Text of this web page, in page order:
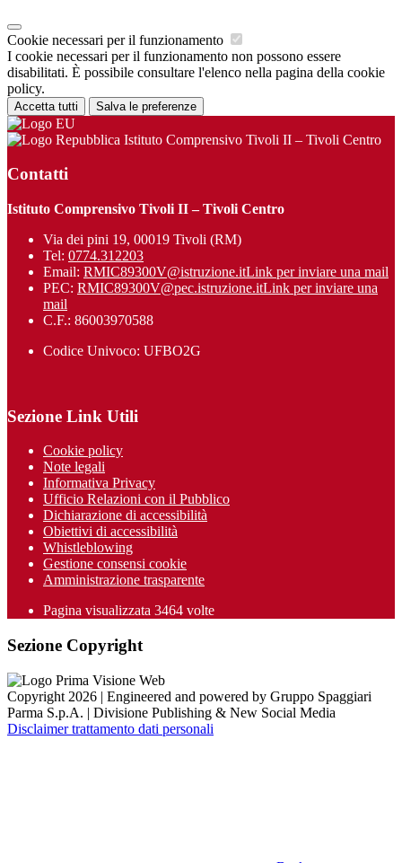
Cookie necessari per il funzionamento
I cookie necessari per il funzionamento non possono essere
disabilitati. È possibile consultare l'elenco nella pagina della cookie
policy.
Accetta tutti Salva le preferenze
Istituto Comprensivo Tivoli II – Tivoli Centro
Contatti
Istituto Comprensivo Tivoli II – Tivoli Centro
Via dei pini 19, 00019 Tivoli (RM)
Tel: 0774.312203
Email: RMIC89300V@istruzione.itLink per inviare una mail
PEC: RMIC89300V@pec.istruzione.itLink per inviare una
mail
C.F.: 86003970588
Codice Univoco: UFBO2G
Sezione Link Utili
Cookie policy
Note legali
Informativa Privacy
Ufficio Relazioni con il Pubblico
Dichiarazione di accessibilità
Obiettivi di accessibilità
Whistleblowing
Gestione consensi cookie
Amministrazione trasparente
Pagina visualizzata 3464 volte
Sezione Copyright
Copyright 2026 | Engineered and powered by Gruppo Spaggiari
Parma S.p.A. | Divisione Publishing & New Social Media
Disclaimer trattamento dati personali